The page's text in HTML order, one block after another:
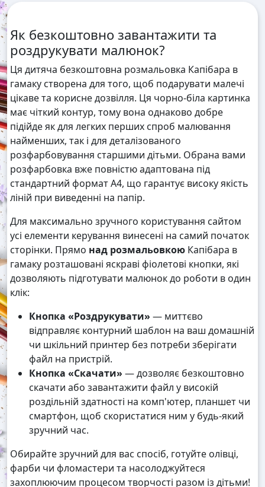
Як безкоштовно завантажити та
роздрукувати малюнок?
Ця дитяча безкоштовна розмальовка Капібара в
гамаку створена для того, щоб подарувати малечі
цікаве та корисне дозвілля. Ця чорно-біла картинка
має чіткий контур, тому вона однаково добре
підійде як для легких перших спроб малювання
найменших, так і для деталізованого
розфарбовування старшими дітьми. Обрана вами
розфарбовка вже повністю адаптована під
стандартний формат А4, що гарантує високу якість
ліній при виведенні на папір.
Для максимально зручного користування сайтом
усі елементи керування винесені на самий початок
сторінки. Прямо над розмальовкою Капібара в
гамаку розташовані яскраві фіолетові кнопки, які
дозволяють підготувати малюнок до роботи в один
клік:
Кнопка «Роздрукувати» — миттєво
відправляє контурний шаблон на ваш домашній
чи шкільний принтер без потреби зберігати
файл на пристрій.
Кнопка «Скачати» — дозволяє безкоштовно
скачати або завантажити файл у високій
роздільній здатності на комп'ютер, планшет чи
смартфон, щоб скористатися ним у будь-який
зручний час.
Обирайте зручний для вас спосіб, готуйте олівці,
фарби чи фломастери та насолоджуйтеся
захоплюючим процесом творчості разом із дітьми!